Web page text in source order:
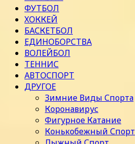
ФУТБОЛ
ХОККЕЙ
БАСКЕТБОЛ
ЕДИНОБОРСТВА
ВОЛЕЙБОЛ
ТЕННИС
АВТОСПОРТ
ДРУГОЕ
Зимние Виды Спорта
Коронавирус
Фигурное Катание
Конькобежный Спорт